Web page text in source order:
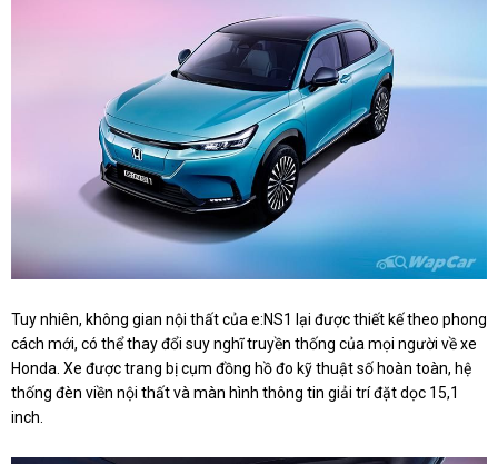
Tuy nhiên, không gian nội thất của e:NS1 lại được thiết kế theo phong
cách mới, có thể thay đổi suy nghĩ truyền thống của mọi người về xe
Honda. Xe được trang bị cụm đồng hồ đo kỹ thuật số hoàn toàn, hệ
thống đèn viền nội thất và màn hình thông tin giải trí đặt dọc 15,1
inch.